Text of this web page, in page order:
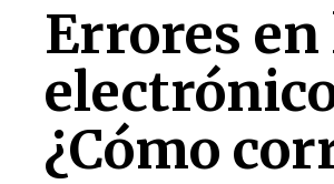
Errores
¿Cómo